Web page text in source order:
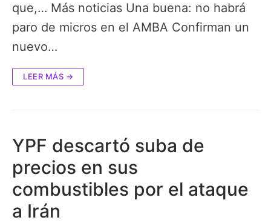
que,… Más noticias Una buena: no habrá
paro de micros en el AMBA Confirman un
nuevo…
LEER MÁS →
YPF descartó suba de
precios en sus
combustibles por el ataque
a Irán